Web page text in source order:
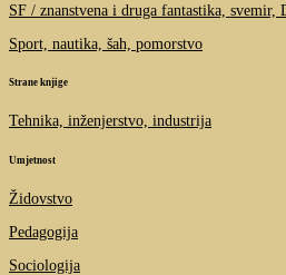
SF / znanstvena i druga fantastika, svemir,
Sport, nautika, šah, pomorstvo
Strane knjige
Tehnika, inženjerstvo, industrija
Umjetnost
Židovstvo
Pedagogija
Sociologija